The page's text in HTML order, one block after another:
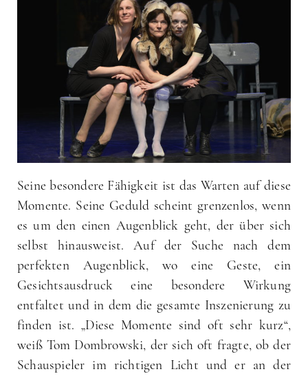
Seine besondere Fähigkeit ist das Warten auf diese
Momente. Seine Geduld scheint grenzenlos, wenn
es um den einen Augenblick geht, der über sich
selbst hinausweist. Auf der Suche nach dem
perfekten Augenblick, wo eine Geste, ein
Gesichtsausdruck eine besondere Wirkung
entfaltet und in dem die gesamte Inszenierung zu
finden ist. „Diese Momente sind oft sehr kurz“,
weiß Tom Dombrowski, der sich oft fragte, ob der
Schauspieler im richtigen Licht und er an der